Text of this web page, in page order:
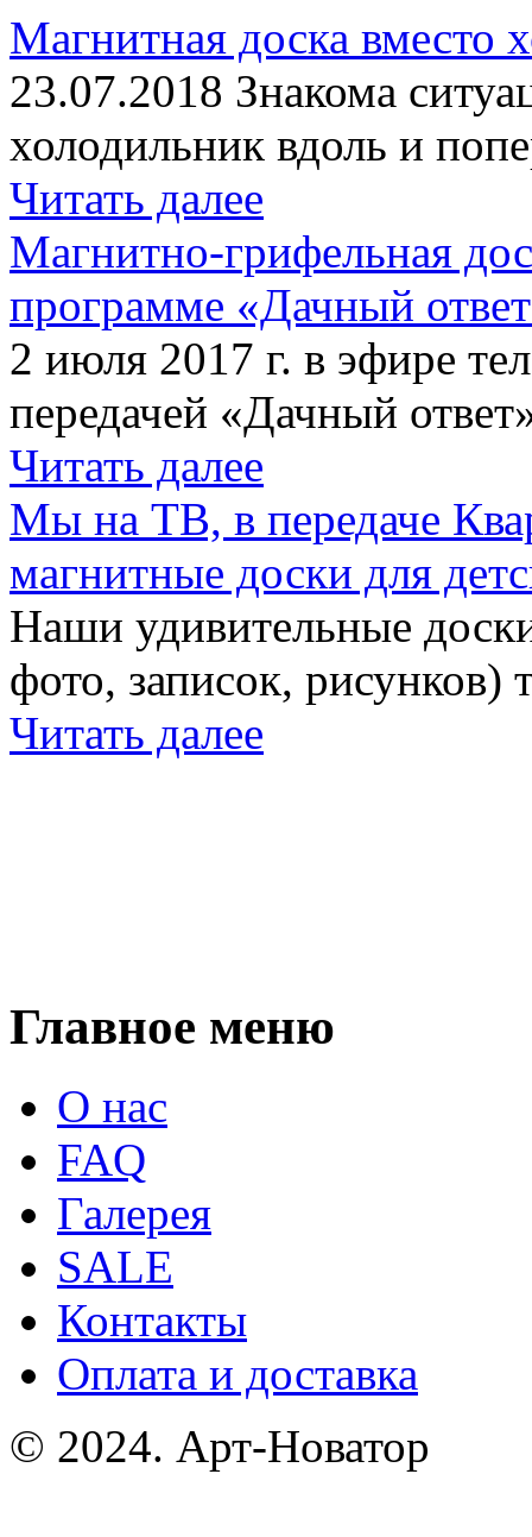
Магнитная доска вместо
23.07.2018 Знакома
холодильник вдоль и
Читать далее
Магнитно-грифельная
программе «Дачный
2 июля 2017 г. в эфире
передачей «Дачный
Читать далее
Мы на ТВ, в передаче
магнитные доски для
Наши удивительные
фото, записок,
Читать далее
Главное меню
О нас
FAQ
Галерея
SALE
Контакты
Оплата и доставка
© 2024. Арт-Новатор